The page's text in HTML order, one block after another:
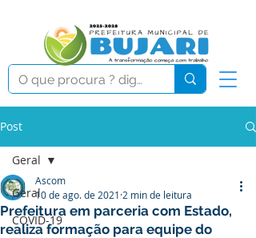
Post
Geral
COVID-19
Geral
Prefeitura em parceria com Estado,
realiza formação para equipe do
Ascom
10 de ago. de 2021 2 min de leitura